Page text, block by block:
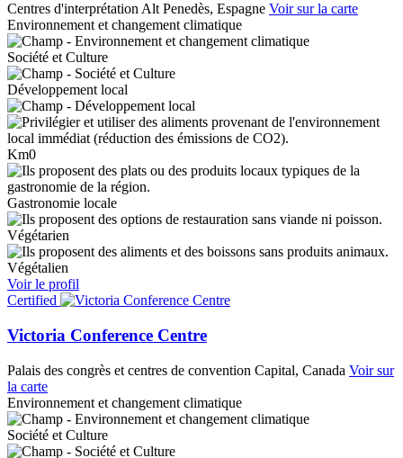
Centres d'interprétationAlt Penedès, Espagne Voir sur la carte
Environnement et changement climatique
Société et Culture
Développement local
Km0
Gastronomie locale
Végétarien
Végétalien
Voir le profil
Certified
Victoria Conference Centre
Palais des congrès et centres de convention Capital, Canada Voir sur
la carte
Environnement et changement climatique
Société et Culture